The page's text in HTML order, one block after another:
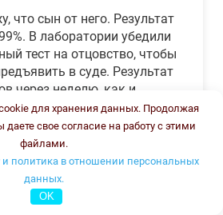
что сын от него. Результат
В лаборатории убедили
тест на отцовство, чтобы
в суде. Результат
через неделю, как и
муж бегает и извиняется.
для хранения данных. Продолжая
даете свое согласие на работу с этими
файлами.
и политика в отношении персональных
данных.
OK